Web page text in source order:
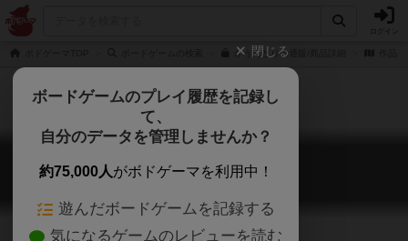
かうんとりの通販/商品詳細
かうんとり
Count leery
閉じる
ボードゲームのプレイ履歴を記録し
て、
自分のデータを管理しませんか？
約75,000人がボドゲーマを利用中！
遊んだボードゲームを記録する
気になるゲームのレビューを読む